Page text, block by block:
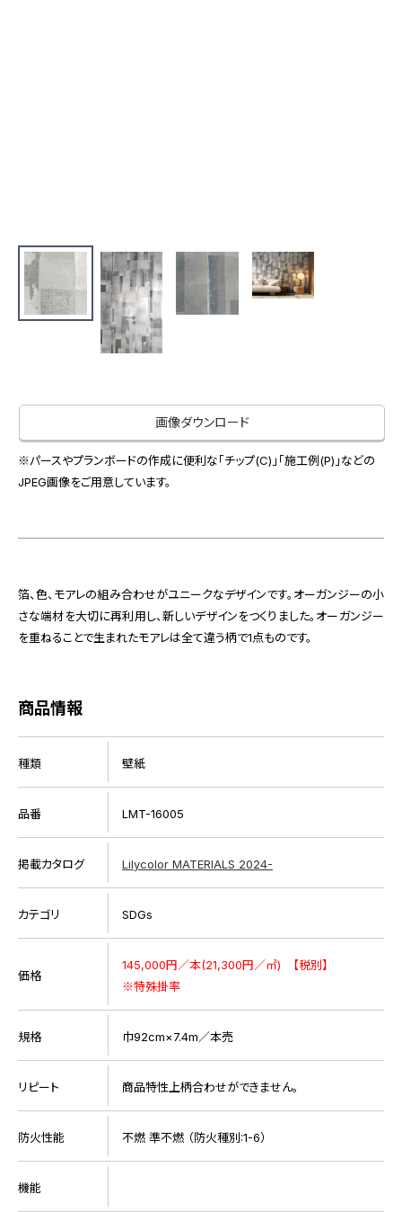
採用情報
プライバシーポリシー
画像ダウンロード
※パースやプランボードの作成に便利な「チップ(C)」「施工例(P)」などの
JPEG画像をご用意しています。
箔、色、モアレの組み合わせがユニークなデザインです。オーガンジーの小
さな端材を大切に再利用し、新しいデザインをつくりました。オーガンジー
を重ねることで生まれたモアレは全て違う柄で1点ものです。
商品情報
種類 壁紙
品番 LMT-16005
掲載カタログ Lilycolor MATERIALS 2024-
カテゴリ SDGs
価格
145,000円／本(21,300円／㎡) 【税別】
※特殊掛率
規格 巾92cm×7.4m／本売
リピート 商品特性上柄合わせができません。
防火性能 不燃 準不燃 （防火種別:1-6）
機能